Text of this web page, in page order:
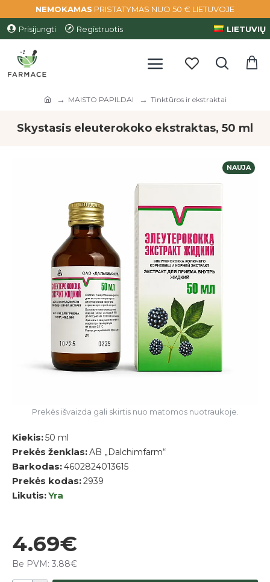
NEMOKAMAS PRISTATYMAS NUO 50 € LIETUVOJE
Prisijungti Registruotis LIETUVIŲ
MAISTO PAPILDAI Tinktūros ir ekstraktai
Skystasis eleuterokoko ekstraktas, 50 ml
NAUJA
Prekės išvaizda gali skirtis nuo matomos nuotraukoje.
Kiekis:50 ml
Prekės ženklas:AB „Dalchimfarm“
Barkodas:4602824013615
Prekės kodas:2939
Likutis:Yra
4.69€
Be PVM: 3.88€